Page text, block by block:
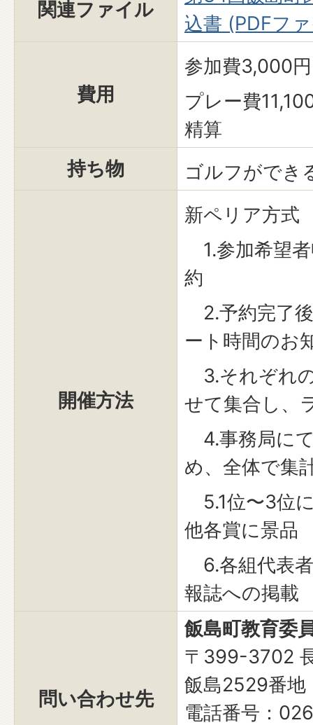
関連ファイル
込書 (PDFフ
費用
参加費3,000円
プレー費
精算
持ち物
ゴルフができ
開催方法
新ペリア方式
1.参加希望
約
2.予約完了
ート時間のお
3.それぞれ
せて集合し、
4.事務局に
め、全体で集
5.1位〜3位
他各賞に景品
6.各組代表
報誌への掲載
問い合わせ先
飯島町教育委
〒399-3702
飯島2529番地
電話番号：